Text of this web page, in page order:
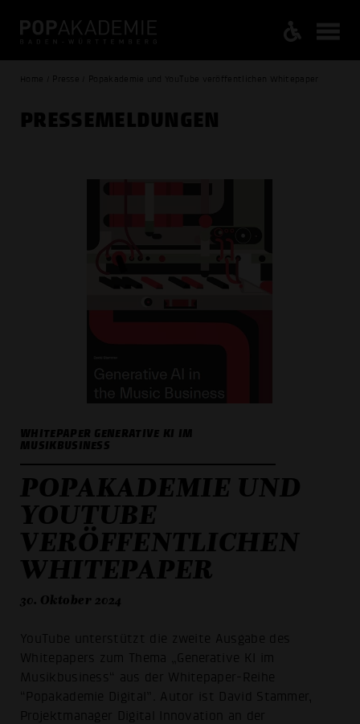
Home / Presse / Popakademie und YouTube veröffentlichen Whitepaper
PRESSE­MELDUNGEN
WHITEPAPER GENERATIVE KI IM
MUSIKBUSINESS
POPAKADEMIE UND
YOUTUBE
VERÖFFENTLICHEN
WHITEPAPER
30. Oktober 2024
YouTube unterstützt die zweite Ausgabe des
Whitepapers zum Thema „Generative KI im
Musikbusiness“ aus der Whitepaper-Reihe
“Popakademie Digital”. Autor ist David Stammer,
Projektmanager Digital Innovation an der